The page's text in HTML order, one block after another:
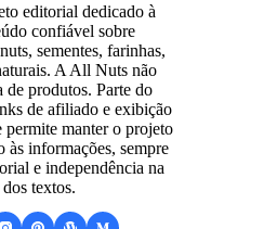
editorial dedicado à
confiável sobre
sementes, farinhas,
A All Nuts não
de produtos. Parte do
de afiliado e exibição
permite manter o projeto
às informações, sempre
e independência na
textos.